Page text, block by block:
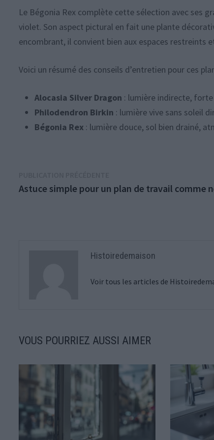
Le Bégonia Rex complète cette sélection avec ses
violet. Son aspect pictural en fait une plante
encombrant, il convient bien aux espaces restreints
Voici un résumé des conseils d’entretien pour ces
Alocasia Silver Dragon : lumière indirecte,
Philodendron Birkin : lumière vive sans soleil
Bégonia Rex : lumière douce, sol bien drainé,
de
précédente :
Astuce simple pour un plan de travail comme
Histoiredemaison
Voir tous les articles de
VOUS POURRIEZ AUSSI AIMER